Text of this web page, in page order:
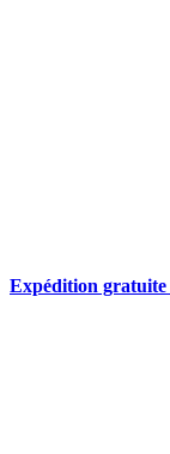
Expédition gratuite